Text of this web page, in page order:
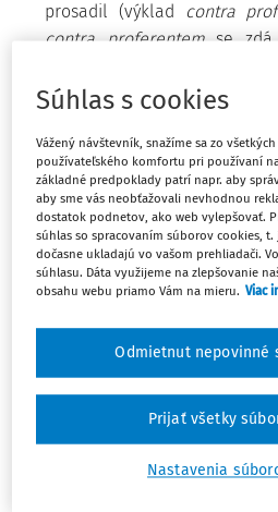
prosadil (výklad contra
contra proferentem se
předpisu ve svém "dobovém
Pro soudní praxi představuje
přitažlivý způsob interpretace,
intenzivní zájem doktríny.
formulované pravidlo je
"spravedlivé", vždyť kdo jiný než
měl snášet důsledky
kazatelský tón a
uvidíme níže, hodit se
předpokladů jeho aplikace,
kdykoliv se to hodí. O jejich
Máte
Súhlas s cookies
Vážený návštevník, snažíme sa zo
používateľského komfortu pri používaní
základné predpoklady patrí napr. aby
aby sme vás neobťažovali nevhodnou
dostatok podnetov, ako web vylepšovať.
súhlas so spracovaním súborov cookies,
dočasne ukladajú vo vašom prehliadači.
súhlasu. Dáta využijeme na zlepšovanie
obsahu webu priamo Vám na mieru. Viac
Nastavenia
Odmietnut nepovinné
Prijať všetky